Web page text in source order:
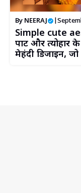
By NEERAJ
Simple cute
पार्टी और
मेहंदी डिजाइन,